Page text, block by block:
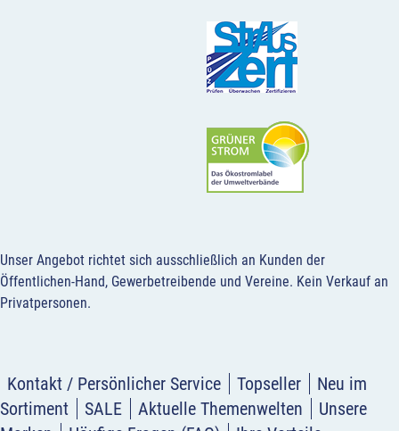
Unser Angebot richtet sich ausschließlich an Kunden der
Öffentlichen-Hand, Gewerbetreibende und Vereine. Kein Verkauf an
Privatpersonen.
Kontakt / Persönlicher Service Topseller
Neu im
Sortiment
SALE Aktuelle Themenwelten
Unsere